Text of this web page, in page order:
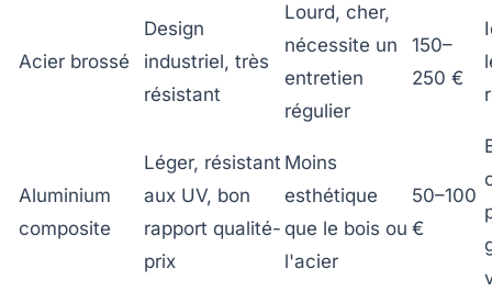
Acier brossé
Design
industriel, très
résistant
Lourd, cher,
nécessite un
entretien
régulier
150–
250 €
Aluminium
composite
Léger, résistant
aux UV, bon
rapport qualité-
prix
Moins
esthétique
que le bois ou
l'acier
50–100
€